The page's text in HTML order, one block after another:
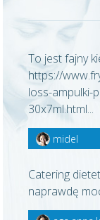
To jest fajny
https://
loss-ampulki-
30x7ml.html...
midel
Catering
naprawdę